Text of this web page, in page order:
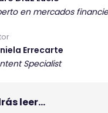
en mercados
Errecarte
Specialist
leer...